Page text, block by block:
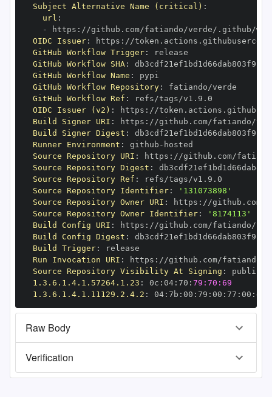
Subject Alternative Name (critical) :
url :
-
https :
OIDC Issuer: https :
GitHub Workflow Trigger:
GitHub Workflow SHA:
GitHub Workflow Name :
GitHub Workflow Repository:
GitHub Workflow Ref :
OIDC Issuer (v2) : https :
Build Signer URI : https :
Build Signer Digest :
Runner Environment : github -
Source Repository URI : https :
Source Repository Digest :
Source Repository Ref :
Source Repository Identifier:
'131073898'
Source Repository Owner URI : https :
Source Repository Owner Identifier:
'8174113'
Build Config URI : https :
Build Config Digest :
Build Trigger:
Run Invocation URI : https :
Source Repository Visibility At Signing :
1.3.6.1.4.1.57264.1.23 : 0c : 04: 70 : 79:70:69
1.3.6.1.4.1.11129.2.4.2 : 04: 7b : 00 : 79 : 00 : 77 : 00 : dd
Raw Body
Verification